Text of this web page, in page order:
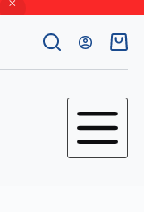
Carro